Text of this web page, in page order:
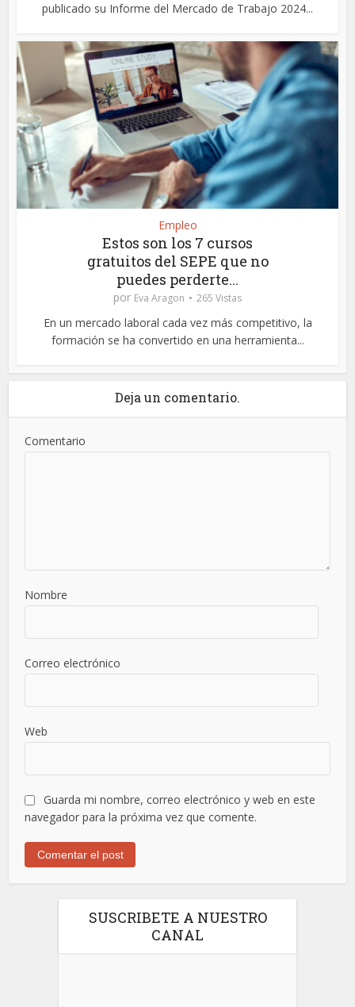
publicado su Informe del Mercado de Trabajo 2024...
Empleo
Estos son los 7 cursos
gratuitos del SEPE que no
puedes perderte...
por Eva Aragon 265 Vistas
En un mercado laboral cada vez más competitivo, la
formación se ha convertido en una herramienta...
Deja un comentario.
Comentario
Nombre
Correo electrónico
Web
Guarda mi nombre, correo electrónico y web en este
navegador para la próxima vez que comente.
SUSCRIBETE A NUESTRO
CANAL